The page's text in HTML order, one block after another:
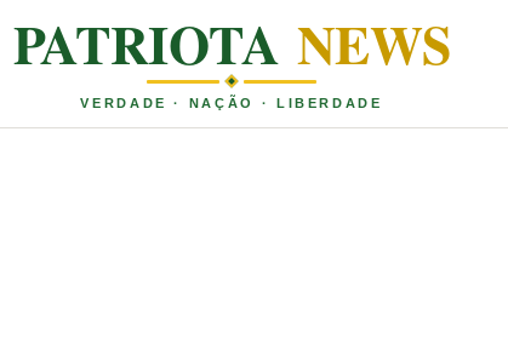
PATRIOTA NEWS
VERDADE · NAÇÃO · LIBERDADE